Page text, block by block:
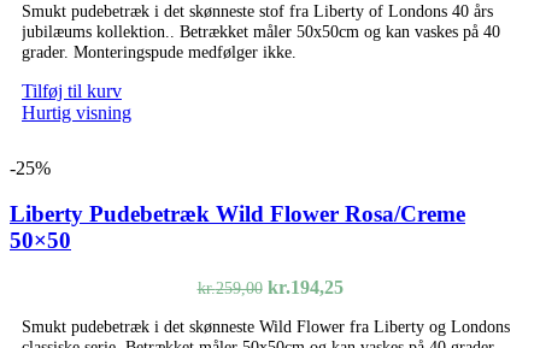
pris
var:
kr.259,00.
pris
er:
Smukt pudebetræk i det skønneste stof fra Liberty of Londons 40 års
jubilæums kollektion.. Betrækket måler 50x50cm og kan vaskes på 40
grader. Monteringspude medfølger ikke.
Tilføj til kurv
Hurtig visning
-25%
Liberty Pudebetræk Wild Flower Rosa/Creme
50×50
kr.259,00 Den
pris
kr.194,25Den
pris
Smukt pudebetræk i det skønneste Wild Flower fra Liberty og Londons